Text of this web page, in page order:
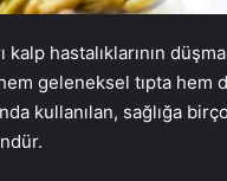
geleneksel tıpta hem
kullanılan, sağlığa